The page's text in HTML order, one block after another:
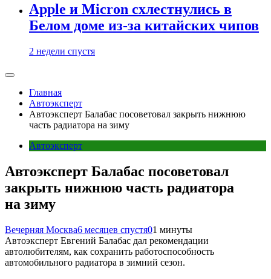
Apple и Micron схлестнулись в
Белом доме из-за китайских чипов
2 недели спустя
Главная
Автоэксперт
Автоэксперт Балабас посоветовал закрыть нижнюю
часть радиатора на зиму
Автоэксперт
Автоэксперт Балабас посоветовал
закрыть нижнюю часть радиатора
на зиму
Вечерняя Москва6 месяцев спустя01 минуты
Автоэксперт Евгений Балабас дал рекомендации
автолюбителям, как сохранить работоспособность
автомобильного радиатора в зимний сезон.